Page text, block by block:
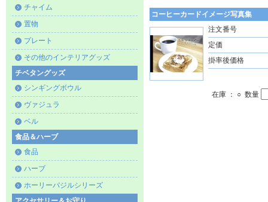
チャイム
置物
プレート
その他のインテリアグッズ
チベタングッズ
シンギングボウル
ヴァジュラ
ベル
食品＆ハーブ
食品
ハーブ
ホーリーバジルシリーズ
コーヒーカードイメージ写真集
注文番号
定価
掛率後価格
在庫 ： ○ 数量